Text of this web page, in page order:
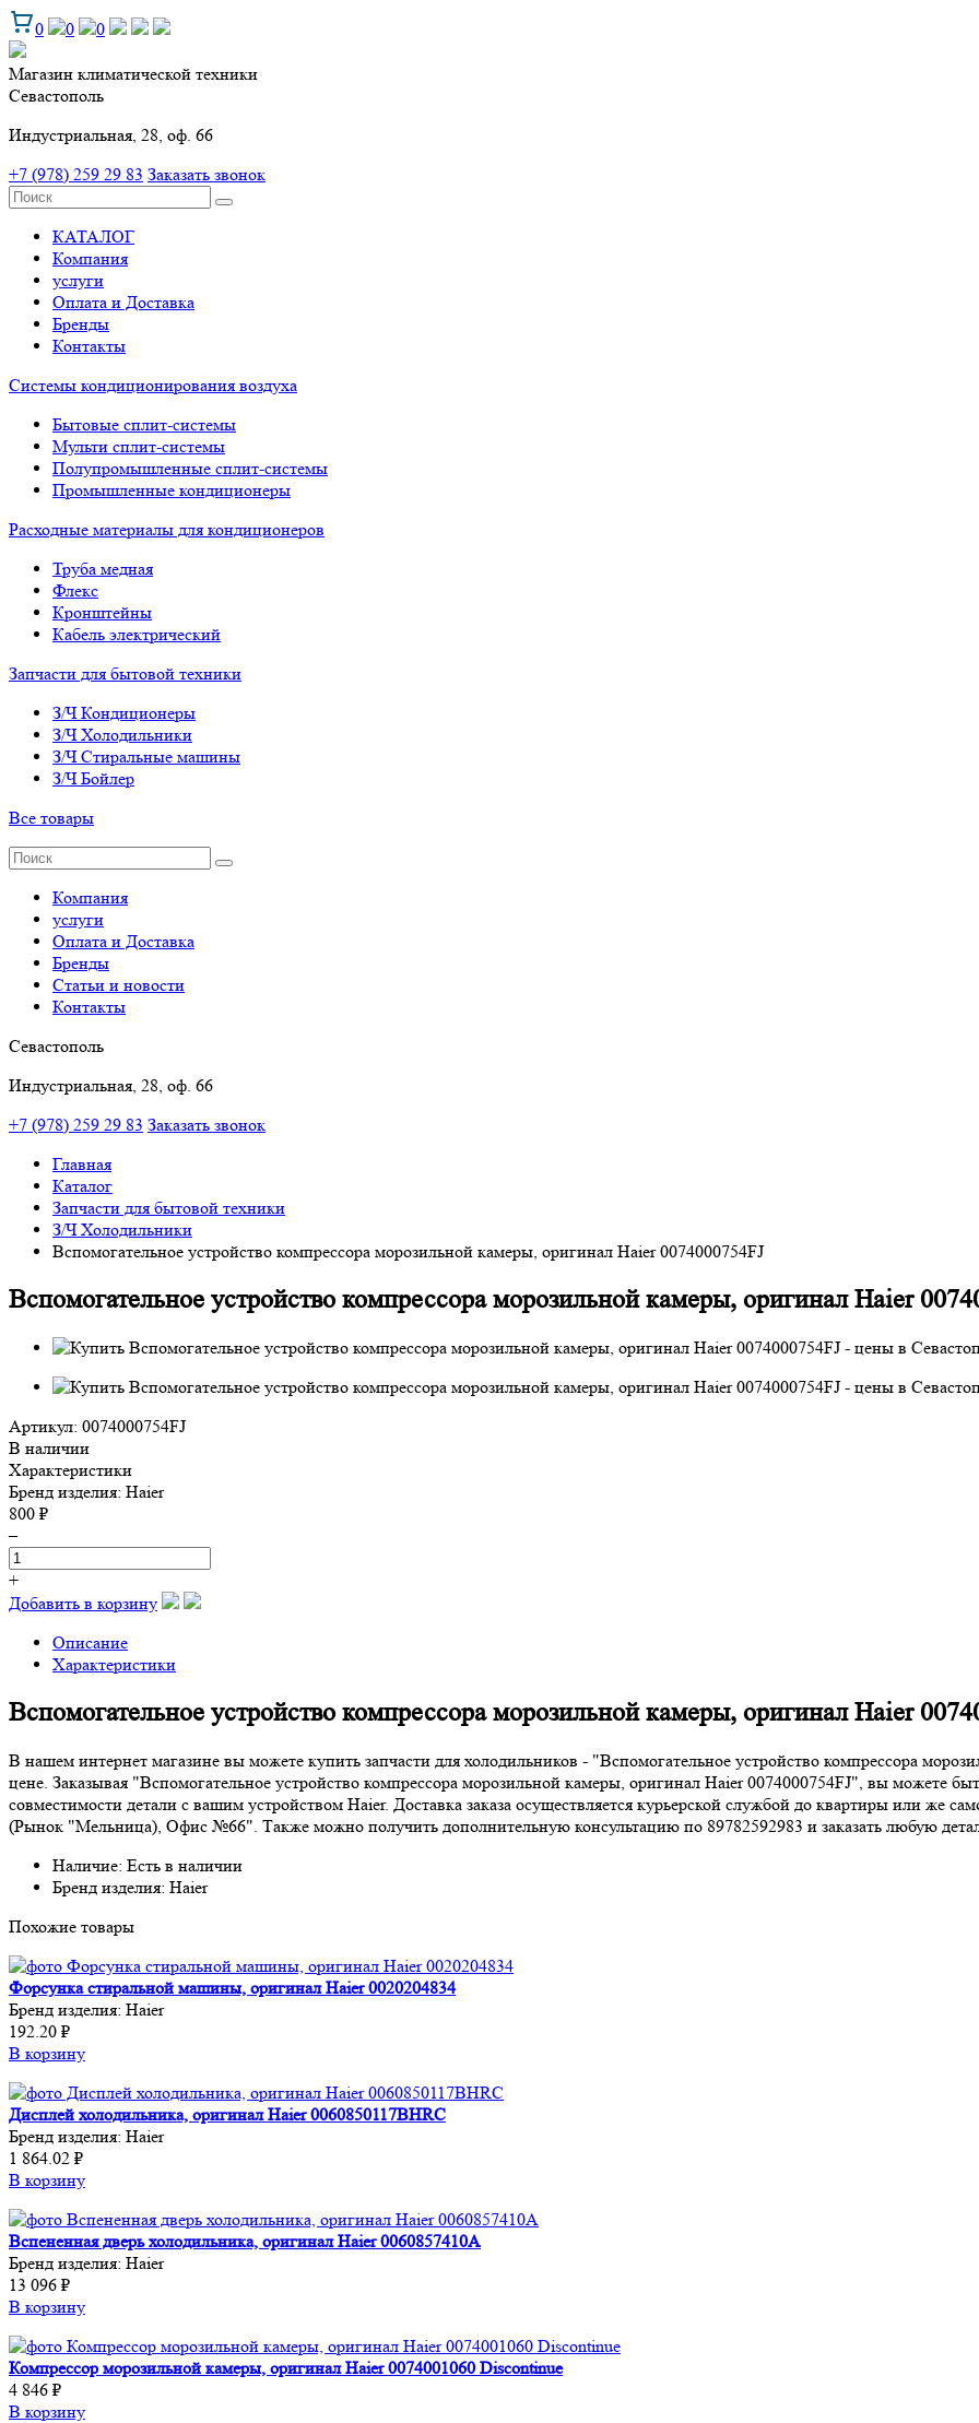
0 0 0
Магазин климатической техники
Севастополь
Индустриальная, 28, оф. 66
+7 (978) 259 29 83 Заказать звонок
КАТАЛОГ
Компания
услуги
Оплата и Доставка
Бренды
Контакты
Системы кондиционирования воздуха
Бытовые сплит-системы
Мульти сплит-системы
Полупромышленные сплит-системы
Промышленные кондиционеры
Расходные материалы для кондиционеров
Труба медная
Флекс
Кронштейны
Кабель электрический
Запчасти для бытовой техники
З/Ч Кондиционеры
З/Ч Холодильники
З/Ч Стиральные машины
З/Ч Бойлер
Все товары
Компания
услуги
Оплата и Доставка
Бренды
Статьи и новости
Контакты
Севастополь
Индустриальная, 28, оф. 66
+7 (978) 259 29 83 Заказать звонок
Главная
Каталог
Запчасти для бытовой техники
З/Ч Холодильники
Вспомогательное устройство компрессора морозильной камеры, оригинал Haier 0074000754FJ
Вспомогательное устройство компрессора морозильной камеры, оригинал Haier
Артикул: 0074000754FJ
В наличии
Характеристики
Бренд изделия: Haier
800 ₽
–
+
Добавить в корзину
Описание
Характеристики
Вспомогательное устройство компрессора морозильной камеры, оригинал Haier
В нашем интернет магазине вы можете купить запчасти для холодильников - "Вспомогательное устройство компрессора
цене. Заказывая "Вспомогательное устройство компрессора морозильной камеры, оригинал Haier 0074000754FJ", вы можете
совместимости детали с вашим устройством Haier. Доставка заказа осуществляется курьерской службой до квартиры или же
(Рынок "Мельница), Офис №66". Также можно получить дополнительную консультацию по 89782592983 и заказать любую
Наличие: Есть в наличии
Бренд изделия: Haier
Похожие товары
Форсунка стиральной машины, оригинал Haier 0020204834
Бренд изделия: Haier
192.20 ₽
В корзину
Дисплей холодильника, оригинал Haier 0060850117BHRC
Бренд изделия: Haier
1 864.02 ₽
В корзину
Вспененная дверь холодильника, оригинал Haier 0060857410A
Бренд изделия: Haier
13 096 ₽
В корзину
Компрессор морозильной камеры, оригинал Haier 0074001060 Discontinue
4 846 ₽
В корзину